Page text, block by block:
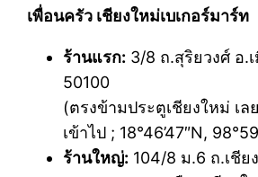
เพื่อนครัว เชียงใหม่เบเกอร์มาร์ท
ร้านแรก: 3/8 ถ.สุริยวงศ์ อ.
50100
(ตรงข้ามประตูเชียงใหม่ เ
เข้าไป ; 18°46’47″N,
ร้านใหญ่: 104/8 ม.6 ถ.เชี